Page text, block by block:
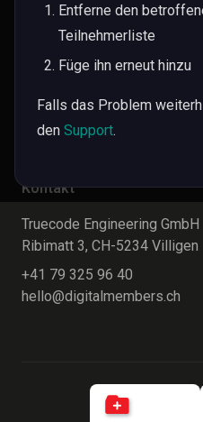
Entferne den
Teilnehmerliste
Füge ihn erneut hinzu
Falls das Problem
den Support.
Support
Neuerungen
Roadmap
Kontakt
Truecode Engineering GmbH
Ribimatt 3, CH-5234 Villigen
+41 79 325 96 40
hello@digitalmembers.ch